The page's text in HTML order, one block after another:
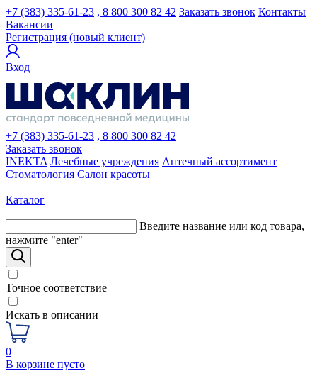
+7 (383) 335-61-23 , 8 800 300 82 42 Заказать звонок Контакты
Вакансии
Регистрация (новый клиент)
Вход
+7 (383) 335-61-23 , 8 800 300 82 42
Заказать звонок
INEKTA Лечебные учреждения Аптечный ассортимент
Стоматология Салон красоты
Каталог
Введите название или код товара,
нажмите "enter"
Точное соответствие
Искать в описании
0
В корзине пусто